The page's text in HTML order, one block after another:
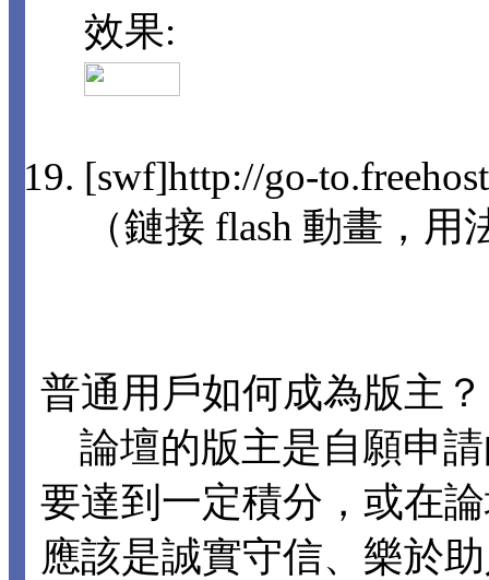
效果:
[swf]http://go-
（鏈接 flash 動畫，
普通用戶如何成為版主？
論壇的版主是自願申
要達到一定積分，或在
應該是誠實守信、樂於